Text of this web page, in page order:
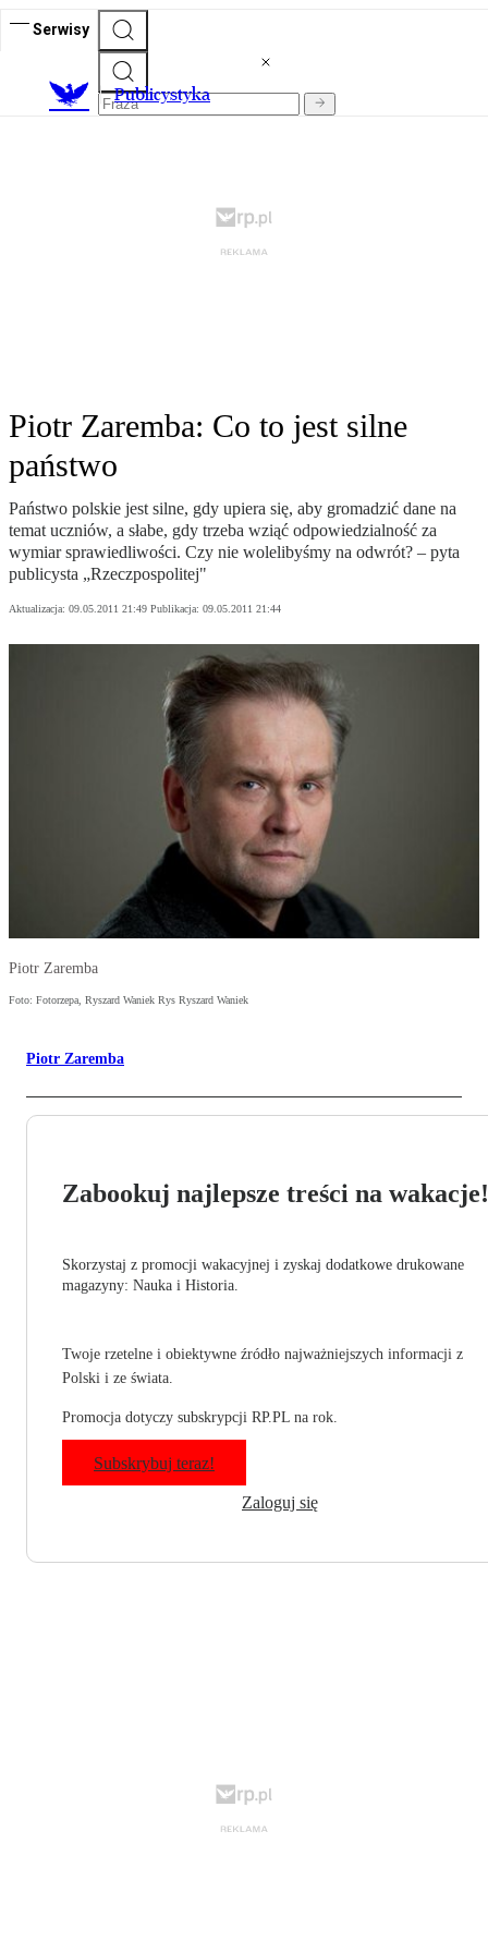
Serwisy
Publicystyka
Piotr Zaremba: Co to jest silne
państwo
Państwo polskie jest silne, gdy upiera się, aby gromadzić dane na
temat uczniów, a słabe, gdy trzeba wziąć odpowiedzialność za
wymiar sprawiedliwości. Czy nie wolelibyśmy na odwrót? – pyta
publicysta „Rzeczpospolitej"
Aktualizacja: 09.05.2011 21:49 Publikacja: 09.05.2011 21:44
Piotr Zaremba
Foto: Fotorzepa, Ryszard Waniek Rys Ryszard Waniek
Piotr Zaremba
Zabookuj najlepsze treści na wakacje!
Skorzystaj z promocji wakacyjnej i zyskaj dodatkowe drukowane
magazyny: Nauka i Historia.
Twoje rzetelne i obiektywne źródło najważniejszych informacji z
Polski i ze świata.
Promocja dotyczy subskrypcji RP.PL na rok.
Subskrybuj teraz!
Zaloguj się